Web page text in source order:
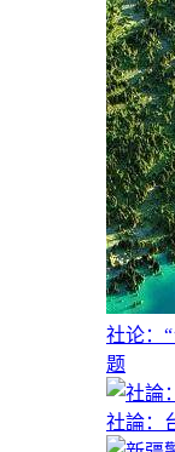
社论：
题
社論：